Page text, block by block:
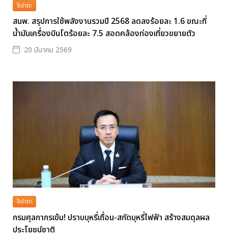
จิปาถะ
สนพ. สรุปการใช้พลังงานรวมปี 2568 ลดลงร้อยละ 1.6 ขณะที่
น้ำมันเครื่องบินโตร้อยละ 7.5 สอดคล้องท่องเที่ยวขยายตัว
20 มีนาคม 2569
จิปาถะ
กรมศุลกากรเข้ม! ปราบบุหรี่เถื่อน-สกัดบุหรี่ไฟฟ้า สร้างสมดุลผล
ประโยชน์ชาติ